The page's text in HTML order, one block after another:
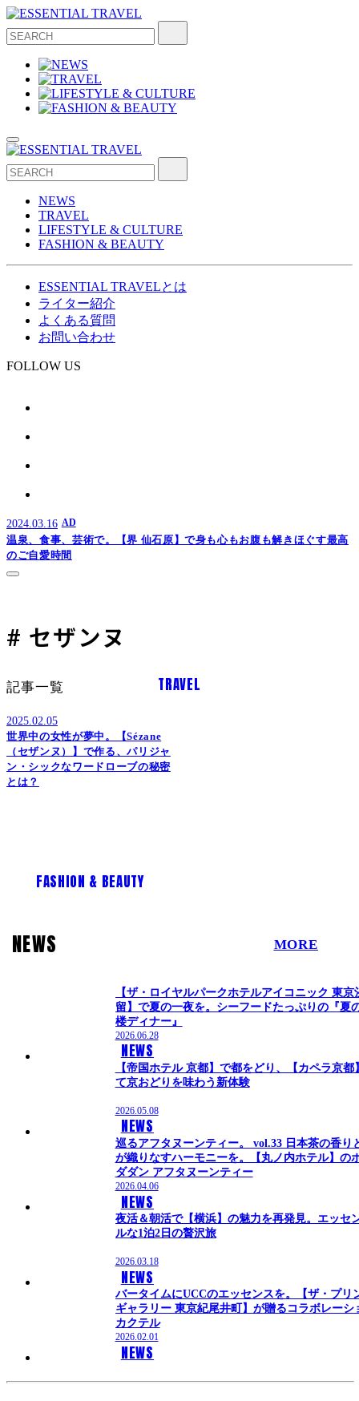
NEWS
TRAVEL
LIFESTYLE & CULTURE
FASHION & BEAUTY
ESSENTIAL TRAVELとは
ライター紹介
よくある質問
お問い合わせ
FOLLOW US
TRAVEL
2024.03.16 AD
温泉、食事、芸術で。【界 仙石原】で身も心もお腹も解きほぐす最高
のご自愛時間
# セザンヌ
記事一覧
FASHION & BEAUTY
2025.02.05
世界中の女性が夢中。【Sézane
（セザンヌ）】で作る、パリジャ
ン・シックなワードローブの秘密
とは？
NEWS MORE
【ザ・ロイヤルパークホテルアイコニック 東京
留】で夏の一夜を。シーフードたっぷりの『夏
楼ディナー』
2026.06.28
NEWS
【帝国ホテル 京都】で都をどり、【カペラ京都
て京おどりを味わう新体験
2026.05.08
NEWS
巡るアフタヌーンティー。 vol.33 日本茶の香り
が織りなすハーモニーを。【丸ノ内ホテル】の
ダダン アフタヌーンティー
2026.04.06
NEWS
夜活＆朝活で【横浜】の魅力を再発見。エッセ
ルな1泊2日の贅沢旅
2026.03.18
NEWS
バータイムにUCCのエッセンスを。【ザ・プリ
ギャラリー 東京紀尾井町】が贈るコラボレーシ
カクテル
2026.02.01
NEWS